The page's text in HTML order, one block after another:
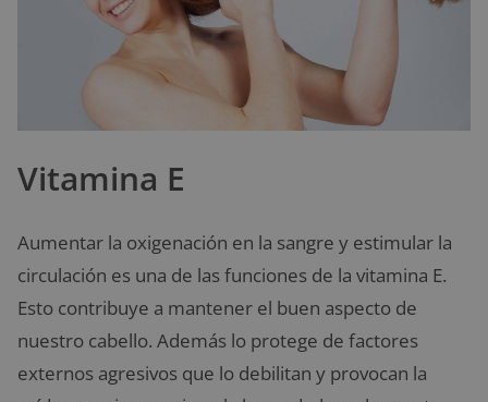
Vitamina E
Aumentar la oxigenación en la sangre y estimular la
circulación es una de las funciones de la vitamina E.
Esto contribuye a mantener el buen aspecto de
nuestro cabello. Además lo protege de factores
externos agresivos que lo debilitan y provocan la